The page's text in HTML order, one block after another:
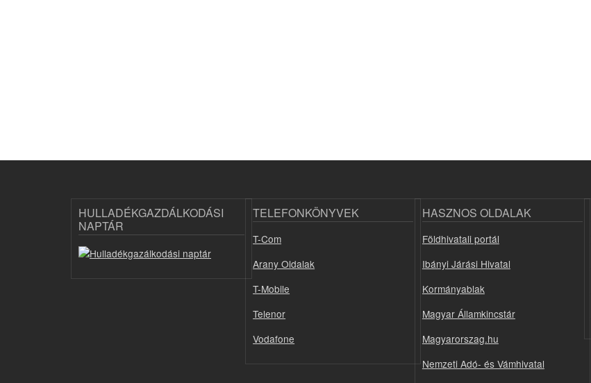
HULLADÉKGAZDÁLKODÁSI
NAPTÁR
TELEFONKÖNYVEK
T-Com
Arany Oldalak
T-Mobile
Telenor
Vodafone
HASZNOS OLDALAK
Földhivatali portál
Ibányi Járási Hivatal
Kormányablak
Magyar Államkincstár
Magyarorszag.hu
Nemzeti Adó- és Vámhivatal